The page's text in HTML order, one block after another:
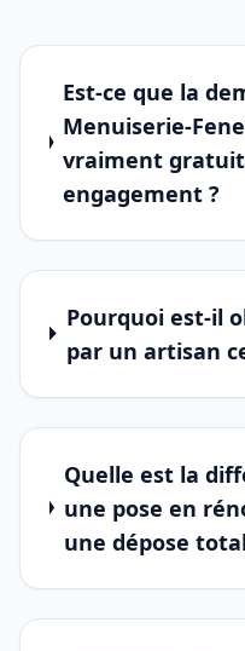
Est-ce que la
Menuiserie-
vraiment
engagement ?
Pourquoi est-il
par un artisan
Quelle est la
une pose en
une dépose